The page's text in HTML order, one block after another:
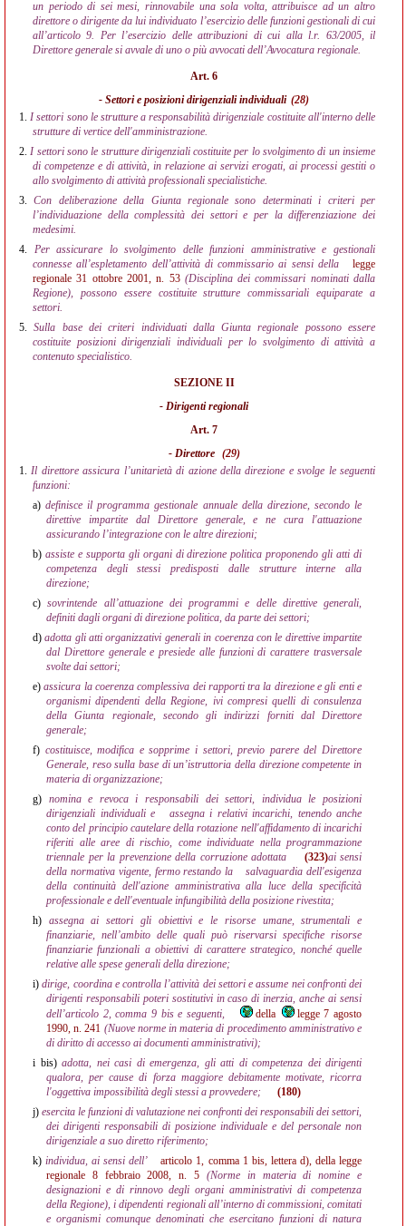
un periodo di sei mesi, rinnovabile una sola volta, attribuisce ad un altro
direttore o dirigente da lui individuato l’esercizio delle funzioni gestionali di cui
all’articolo 9. Per l’esercizio delle attribuzioni di cui alla l.r. 63/2005, il
Direttore generale si avvale di uno o più avvocati dell’Avvocatura regionale.
Art. 6
- Settori e posizioni dirigenziali individuali (28)
1.I settori sono le strutture a responsabilità dirigenziale costituite all'interno delle
strutture di vertice dell'amministrazione.
2.I settori sono le strutture dirigenziali costituite per lo svolgimento di un insieme
di competenze e di attività, in relazione ai servizi erogati, ai processi gestiti o
allo svolgimento di attività professionali specialistiche.
3.Con deliberazione della Giunta regionale sono determinati i criteri per
l’individuazione della complessità dei settori e per la differenziazione dei
medesimi.
4. Per assicurare lo svolgimento delle funzioni amministrative e gestionali
connesse all’espletamento dell’attività di commissario ai sensi della
legge
regionale 31 ottobre 2001, n. 53 (Disciplina dei commissari nominati dalla
Regione), possono essere costituite strutture commissariali equiparate a
settori.
5.Sulla base dei criteri individuati dalla Giunta regionale possono essere
costituite posizioni dirigenziali individuali per lo svolgimento di attività a
contenuto specialistico.
SEZIONE II
- Dirigenti regionali
Art. 7
- Direttore (29)
1.Il direttore assicura l’unitarietà di azione della direzione e svolge le seguenti
funzioni:
a)definisce il programma gestionale annuale della direzione, secondo le
direttive impartite dal Direttore generale, e ne cura l'attuazione
assicurando l’integrazione con le altre direzioni;
b) assiste e supporta gli organi di direzione politica proponendo gli atti di
competenza degli stessi predisposti dalle strutture interne alla
direzione;
c)sovrintende all’attuazione dei programmi e delle direttive generali,
definiti dagli organi di direzione politica, da parte dei settori;
d)adotta gli atti organizzativi generali in coerenza con le direttive impartite
dal Direttore generale e presiede alle funzioni di carattere trasversale
svolte dai settori;
e)assicura la coerenza complessiva dei rapporti tra la direzione e gli enti e
organismi dipendenti della Regione, ivi compresi quelli di consulenza
della Giunta regionale, secondo gli indirizzi forniti dal Direttore
generale;
f) costituisce, modifica e sopprime i settori, previo parere del Direttore
Generale, reso sulla base di un’istruttoria della direzione competente in
materia di organizzazione;
g) nomina e revoca i responsabili dei settori, individua le posizioni
dirigenziali individuali e
assegna i relativi incarichi, tenendo anche
conto del principio cautelare della rotazione nell'affidamento di incarichi
riferiti alle aree di rischio, come individuate nella programmazione
triennale per la prevenzione della corruzione adottata
(323)ai sensi
della normativa vigente, fermo restando la
salvaguardia dell'esigenza
della continuità dell'azione amministrativa alla luce della specificità
professionale e dell'eventuale infungibilità della posizione rivestita;
h) assegna ai settori gli obiettivi e le risorse umane, strumentali e
finanziarie, nell’ambito delle quali può riservarsi specifiche risorse
finanziarie funzionali a obiettivi di carattere strategico, nonché quelle
relative alle spese generali della direzione;
i)dirige, coordina e controlla l’attività dei settori e assume nei confronti dei
dirigenti responsabili poteri sostitutivi in caso di inerzia, anche ai sensi
dell’articolo 2, comma 9 bis e seguenti,
della
legge 7 agosto
1990, n. 241 (Nuove norme in materia di procedimento amministrativo e
di diritto di accesso ai documenti amministrativi);
i bis) adotta, nei casi di emergenza, gli atti di competenza dei dirigenti
qualora, per cause di forza maggiore debitamente motivate, ricorra
l'oggettiva impossibilità degli stessi a provvedere;
(180)
j) esercita le funzioni di valutazione nei confronti dei responsabili dei settori,
dei dirigenti responsabili di posizione individuale e del personale non
dirigenziale a suo diretto riferimento;
k)individua, ai sensi dell’
articolo 1, comma 1 bis, lettera d), della legge
regionale 8 febbraio 2008, n. 5 (Norme in materia di nomine e
designazioni e di rinnovo degli organi amministrativi di competenza
della Regione), i dipendenti regionali all’interno di commissioni, comitati
e organismi comunque denominati che esercitano funzioni di natura